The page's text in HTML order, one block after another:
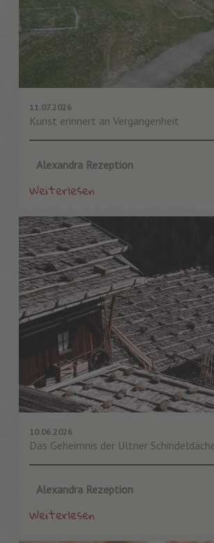
11.07.2026
Kunst erinnert an Vergangenheit
Alexandra Rezeption
Weiterlesen
10.06.2026
Das Geheimnis der Ultner
Alexandra Rezeption
Weiterlesen